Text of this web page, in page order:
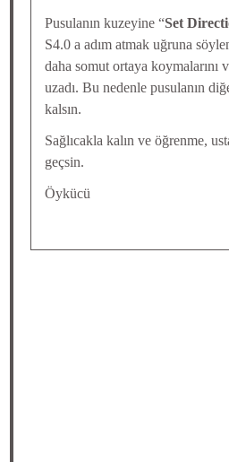
Pusulanın kuzeyine “Set
S4.0 a adım atmak uğruna
daha somut ortaya
uzadı. Bu nedenle pusulanın
kalsın.
Sağlıcakla kalın ve öğrenme,
geçsin.
Öykücü